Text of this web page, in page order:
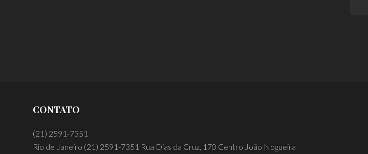
CONTATO
(21) 2591-7351
Rio de Janeiro (21) 2591-7351 Rua Dias da Cruz, 170 Centro João Nogueira